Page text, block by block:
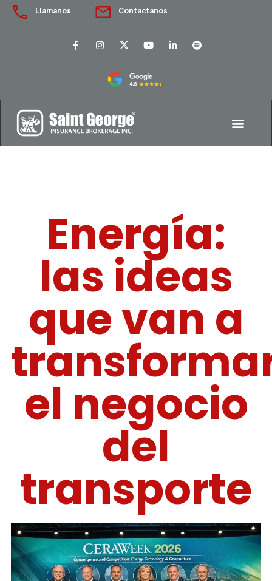
Llamanos Contactanos
Energía:
las ideas
que van a
el negocio
del
transporte